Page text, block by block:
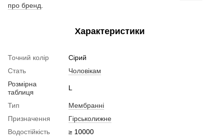
про бренд
Характеристики
Точний колір
Сірий
Стать
Чоловікам
Розмірна
таблиця
L
Тип
Мембранні
Призначення
Гірськолижне
Водостійкість
≥ 10000